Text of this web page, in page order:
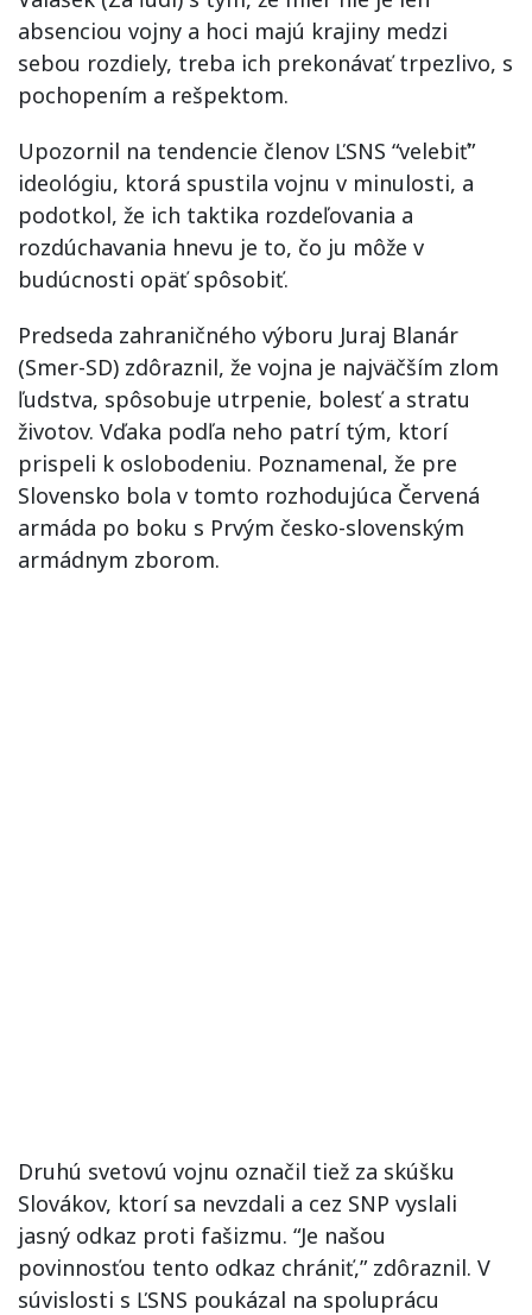
absenciou vojny a hoci majú krajiny medzi
sebou rozdiely, treba ich prekonávať trpezlivo, s
pochopením a rešpektom.
Upozornil na tendencie členov ĽSNS “velebiť”
ideológiu, ktorá spustila vojnu v minulosti, a
podotkol, že ich taktika rozdeľovania a
rozdúchavania hnevu je to, čo ju môže v
budúcnosti opäť spôsobiť.
Predseda zahraničného výboru Juraj Blanár
(Smer-SD) zdôraznil, že vojna je najväčším zlom
ľudstva, spôsobuje utrpenie, bolesť a stratu
životov. Vďaka podľa neho patrí tým, ktorí
prispeli k oslobodeniu. Poznamenal, že pre
Slovensko bola v tomto rozhodujúca Červená
armáda po boku s Prvým česko-slovenským
armádnym zborom.
Druhú svetovú vojnu označil tiež za skúšku
Slovákov, ktorí sa nevzdali a cez SNP vyslali
jasný odkaz proti fašizmu. “Je našou
povinnosťou tento odkaz chrániť,” zdôraznil. V
súvislosti s ĽSNS poukázal na spoluprácu